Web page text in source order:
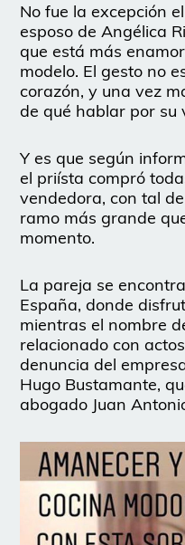
No fue la excepción
esposo de Angélica
que está más
modelo. El gesto no
corazón, y una vez
de qué hablar por su
Y es que según
el priísta compró
vendedora, con tal
ramo más grande
momento.
La pareja se
España, donde
mientras el nombre
relacionado con
denuncia del
Hugo Bustamante,
abogado Juan